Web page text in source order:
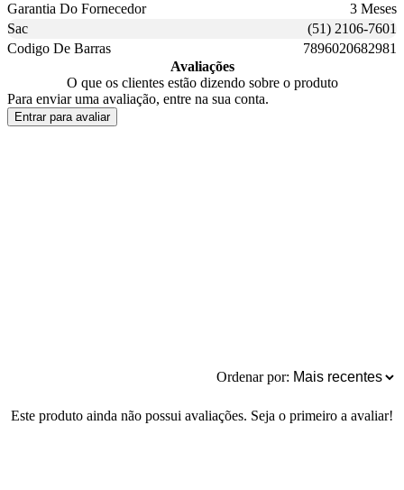
Garantia Do Fornecedor
3 Meses
Sac
(51) 2106-7601
Codigo De Barras
7896020682981
Avaliações
O que os clientes estão dizendo sobre o produto
Para enviar uma avaliação, entre na sua conta.
Entrar para avaliar
Ordenar por:
Este produto ainda não possui avaliações. Seja o primeiro a avaliar!